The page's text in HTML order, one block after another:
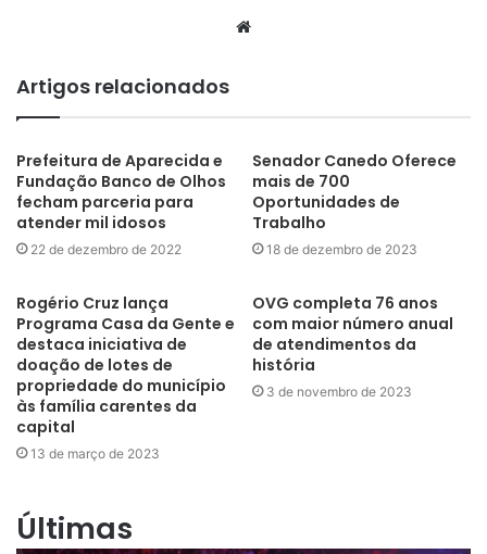
Website
Artigos relacionados
Prefeitura de Aparecida e
Fundação Banco de Olhos
fecham parceria para
atender mil idosos
22 de dezembro de 2022
Senador Canedo Oferece
mais de 700
Oportunidades de
Trabalho
18 de dezembro de 2023
Rogério Cruz lança
Programa Casa da Gente e
destaca iniciativa de
doação de lotes de
propriedade do município
às família carentes da
capital
13 de março de 2023
OVG completa 76 anos
com maior número anual
de atendimentos da
história
3 de novembro de 2023
Últimas